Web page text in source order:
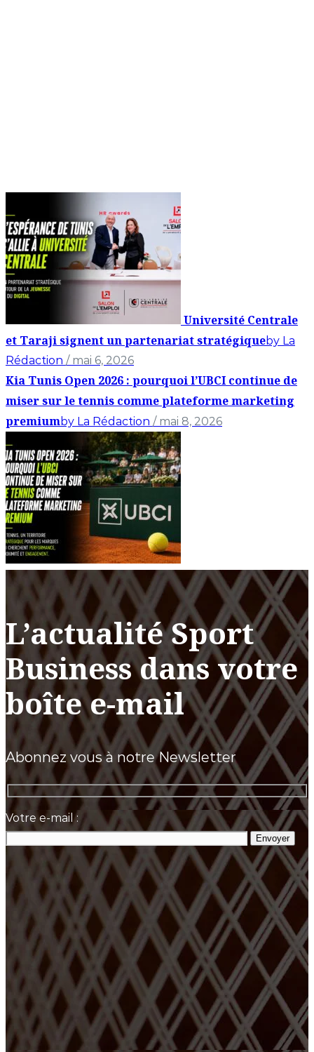
Université Centrale
et Taraji signent un partenariat stratégiqueby La
Rédaction / mai 6, 2026
Kia Tunis Open 2026 : pourquoi l’UBCI continue de
miser sur le tennis comme plateforme marketing
premiumby La Rédaction / mai 8, 2026
L’actualité Sport
Business dans votre
boîte e-mail
Abonnez vous à notre Newsletter
Votre e-mail :